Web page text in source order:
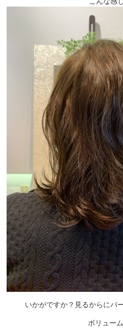
いかがですか？見るからにパ
ボリュー